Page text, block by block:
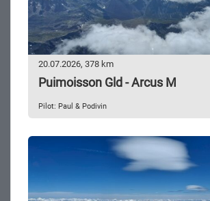
20.07.2026, 378 km
Puimoisson Gld - Arcus M
Pilot: Paul & Podivin